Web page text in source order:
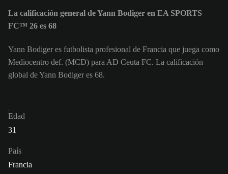
La calificación general de Yann Bodiger en EA SPORTS
FC™ 26 es 68
Yann Bodiger es futbolista profesional de Francia que juega como
Mediocentro def. (MCD) para AD Ceuta FC. La calificación
global de Yann Bodiger es 68.
Edad
31
País
Francia